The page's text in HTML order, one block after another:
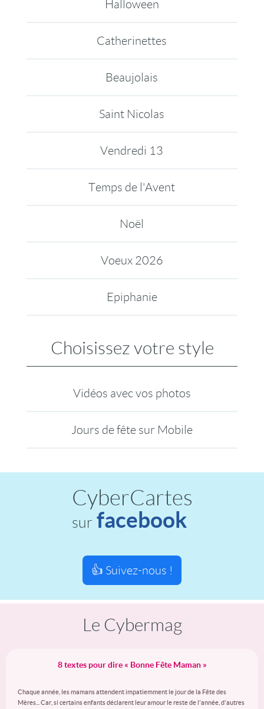
Halloween
Catherinettes
Beaujolais
Saint Nicolas
Vendredi 13
Temps de l'Avent
Noël
Voeux 2026
Epiphanie
Choisissez votre style
Vidéos avec vos photos
Jours de fête sur Mobile
CyberCartes
sur facebook
👍 Suivez-nous !
Le Cybermag
8 textes pour dire « Bonne Fête Maman »
Chaque année, les mamans attendent impatiemment le jour de la Fête des
Mères... Car, si certains enfants déclarent leur amour le reste de l'année, d'autres